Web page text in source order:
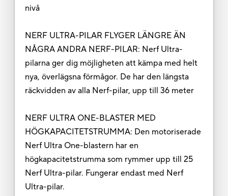
nivå
NERF ULTRA-PILAR FLYGER LÄNGRE ÄN
NÅGRA ANDRA NERF-PILAR: Nerf Ultra-
pilarna ger dig möjligheten att kämpa med helt
nya, överlägsna förmågor. De har den längsta
räckvidden av alla Nerf-pilar, upp till 36 meter
NERF ULTRA ONE-BLASTER MED
HÖGKAPACITETSTRUMMA: Den motoriserade
Nerf Ultra One-blastern har en
högkapacitetstrumma som rymmer upp till 25
Nerf Ultra-pilar. Fungerar endast med Nerf
Ultra-pilar.